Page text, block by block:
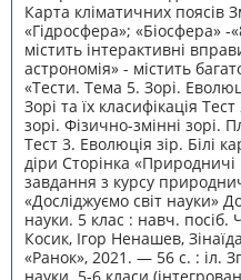
Карта кліматичних поясів
«Гідросфера»; «Біосфера» -
містить інтерактивні
астрономія» - містить
«Тести. Тема 5. Зорі.
Зорі та їх класифікація
зорі. Фізично-змінні зорі.
Тест 3. Еволюція зір. Білі
діри Сторінка «Природничі
завдання з курсу
«Досліджуємо світ науки»
науки. 5 клас : навч. посіб.
Косик, Ігор Ненашев,
«Ранок», 2021. — 56 с. : іл.